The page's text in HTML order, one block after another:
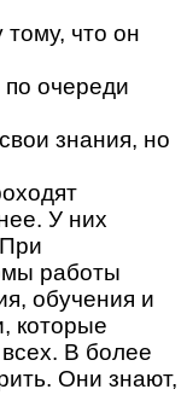
что он
очереди
знания, но
У них
работы
обучения и
которые
В более
Они знают,